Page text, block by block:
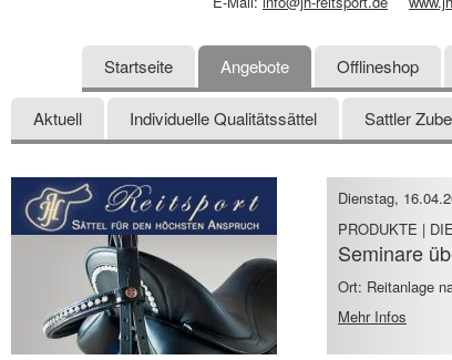
Startseite Angebote Offlineshop
Aktuell Individuelle Qualitätssättel Sattler
Dienstag,
PRODUKTE |
Seminare
Ort: Reitanlage
Mehr Infos